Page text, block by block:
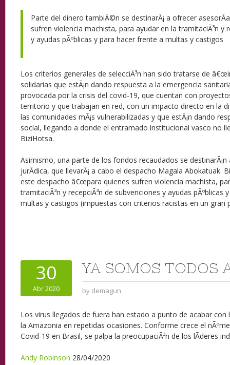
Parte del dinero tambiÃ©n se destinarÃ¡ a ofrecer
sufren violencia machista, para ayudar en la tramitaciÃ³n y
y ayudas pÃºblicas y para hacer frente a multas y castigos
Los criterios generales de selecciÃ³n han sido tratarse de
solidarias que estÃ¡n dando respuesta a la emergencia
provocada por la crisis del covid-19, que cuentan con
territorio y que trabajan en red, con un impacto directo en la
las comunidades mÃ¡s vulnerabilizadas y que estÃ¡n dando
social, llegando a donde el entramado institucional vasco no
BiziHotsa.
Asimismo, una parte de los fondos recaudados se
jurÃ­dica, que llevarÃ¡ a cabo el despacho Magala Abokatuak.
este despacho â€œpara quienes sufren violencia machista,
tramitaciÃ³n y recepciÃ³n de subvenciones y ayudas pÃºblicas
multas y castigos (impuestas con criterios racistas en un gran
30
Abr 2020
YA SOMOS TODOS
by demagun
Los virus llegados de fuera han estado a punto de acabar
la Amazonia en repetidas ocasiones. Conforme crece el
Covid-19 en Brasil, se palpa la preocupaciÃ³n de los lÃ­deres
Andy Robinson 28/04/2020